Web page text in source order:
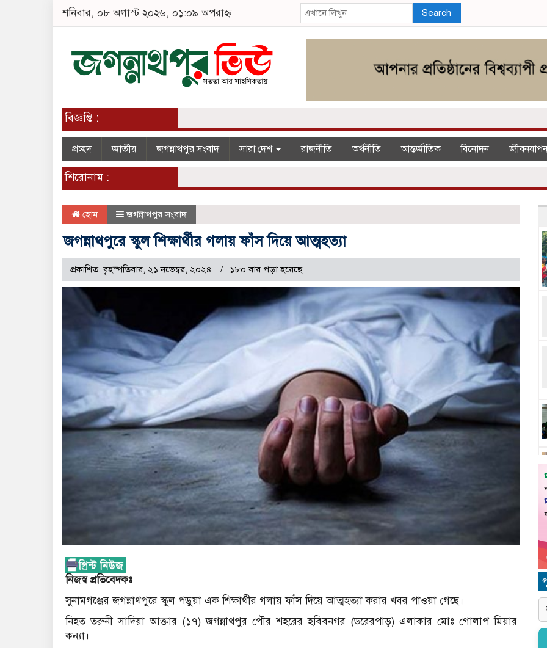
শনিবার, ০৮ অগাস্ট ২০২৬, ০১:০৯ অপরাহ্ন Search
বিজ্ঞপ্তি :
প্রচ্ছদ জাতীয় জগন্নাথপুর সংবাদ সারা দেশ রাজনীতি অর্থনীতি আন্তর্জাতিক বিনোদন
শিরোনাম :
হোম জগন্নাথপুর সংবাদ
জগন্নাথপুরে স্কুল শিক্ষার্থীর গলায় ফাঁস দিয়ে আত্মহত্যা
প্রকাশিত: বৃহস্পতিবার, ২১ নভেম্বর, ২০২৪ ১৮০ বার পড়া হয়েছে
নিজস্ব প্রতিবেদকঃ
সুনামগঞ্জের জগন্নাথপুরে স্কুল পড়ুয়া এক শিক্ষার্থীর গলায় ফাঁস দিয়ে আত্মহত্যা করার খবর পাওয়া গেছে।
নিহত তরুনী সাদিয়া আক্তার (১৭) জগন্নাথপুর পৌর শহরের হবিবনগর (ডরেরপাড়) এলাকার মোঃ গোলাপ মিয়ার
কন্যা।